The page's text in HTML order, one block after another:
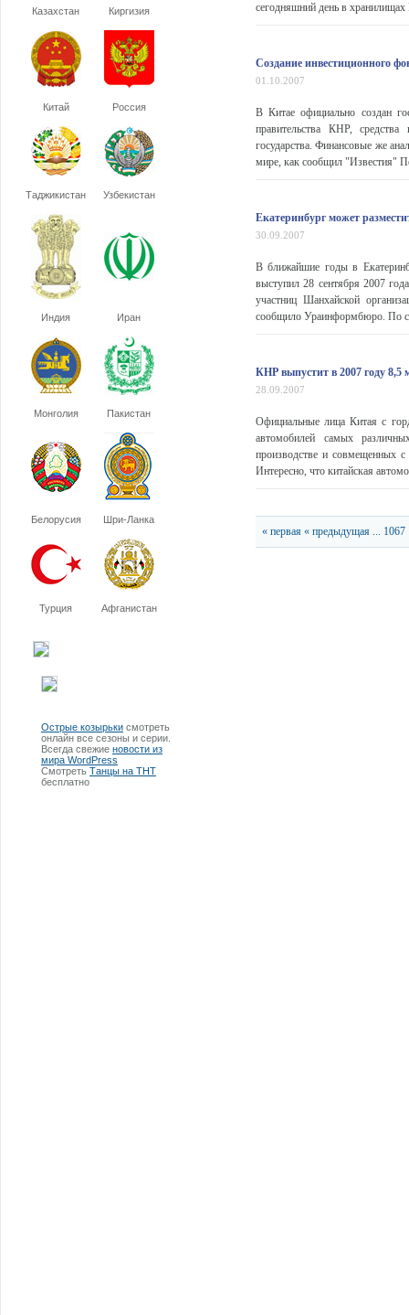
Казахстан Киргизия
Китай Россия
Таджикистан Узбекистан
Индия Иран
Монголия Пакистан
Белорусия Шри-Ланка
Турция Афганистан
Острые козырьки смотреть
онлайн все сезоны и серии.
Всегда свежие новости из
мира WordPress
Смотреть Танцы на ТНТ
бесплатно
сегодняшний день в хранилищах
Создание инвестиционного
01.10.2007
В Китае официально создан
правительства КНР,
государства. Финансовые же
мире, как сообщил "Известия"
Екатеринбург может
30.09.2007
В ближайшие годы в
выступил 28 сентября 2007
участниц Шанхайской
сообщило Ураинформбюро. По
КНР выпустит в 2007 году 8,5
28.09.2007
Официальные лица Китая с
автомобилей самых
производстве и совмещенных
Интересно, что китайская
« первая « предыдущая ... 1067